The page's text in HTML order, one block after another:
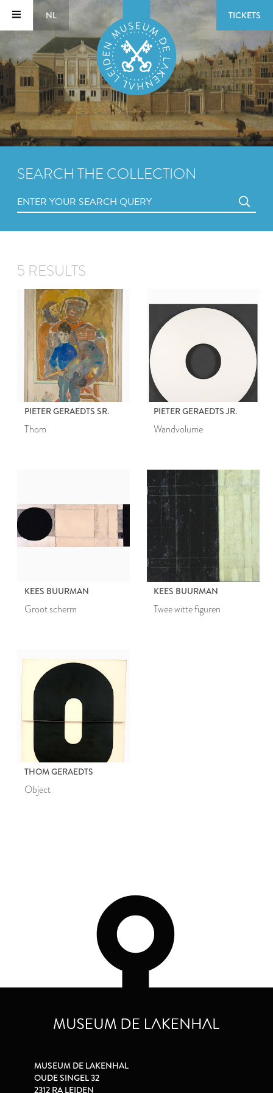
NL TICKETS
SEARCH THE COLLECTION
5 RESULTS
PIETER GERAEDTS SR.
Thom
PIETER GERAEDTS JR.
Wandvolume
KEES BUURMAN
Groot scherm
KEES BUURMAN
Twee witte figuren
THOM GERAEDTS
Object
MUSEUM DE LAKENHAL
OUDE SINGEL 32
2312 RA LEIDEN